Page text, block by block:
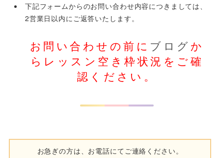
下記フォームからのお問い合わせ内容につきましては、
2営業日以内にご返答いたします。
お問い合わせの前に ブログか
らレッスン空き枠状況をご確
認ください。
お急ぎの方は、お電話にてご連絡ください。